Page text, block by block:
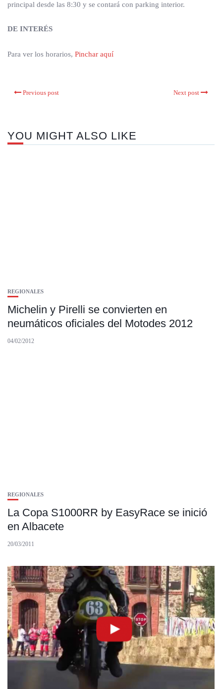
principal desde las 8:30 y se contará con parking interior.
DE INTERÉS
Para ver los horarios, Pinchar aquí
Previous post Next post
YOU MIGHT ALSO LIKE
REGIONALES
Michelin y Pirelli se convierten en
neumáticos oficiales del Motodes 2012
04/02/2012
REGIONALES
La Copa S1000RR by EasyRace se inició
en Albacete
20/03/2011